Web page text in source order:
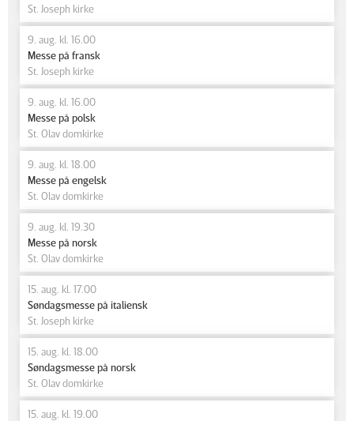
St. Joseph kirke
9. aug. kl. 16.00
Messe på fransk
St. Joseph kirke
9. aug. kl. 16.00
Messe på polsk
St. Olav domkirke
9. aug. kl. 18.00
Messe på engelsk
St. Olav domkirke
9. aug. kl. 19.30
Messe på norsk
St. Olav domkirke
15. aug. kl. 17.00
Søndagsmesse på italiensk
St. Joseph kirke
15. aug. kl. 18.00
Søndagsmesse på norsk
St. Olav domkirke
15. aug. kl. 19.00